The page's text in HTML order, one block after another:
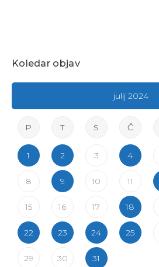
Koledar objav
julij 2024
P T S Č
1 2 3 4
8 9 10 11
15 16 17 18
22 23 24 25
29 30 31